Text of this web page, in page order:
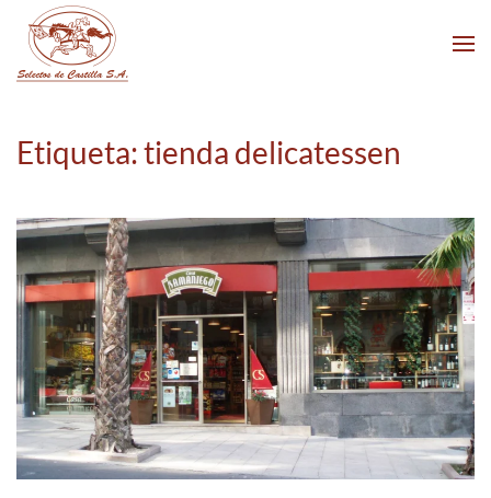
Skip to main content
Etiqueta:tienda delicatessen